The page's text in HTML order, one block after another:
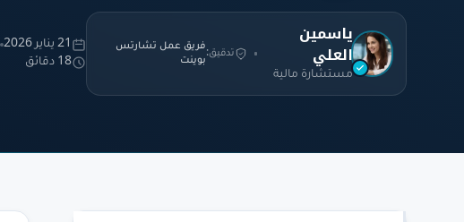
ياسمين
العلي
مستشارة مالية
تدقيق:
فريق عمل تشارتس
بوينت
21 يناير 2026
18 دقائق